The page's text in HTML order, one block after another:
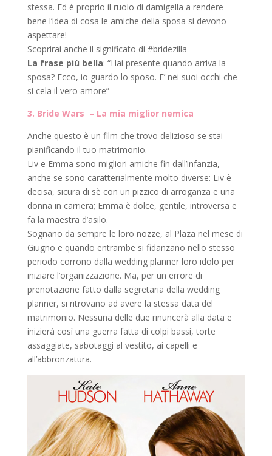
stessa. Ed è proprio il ruolo di damigella a rendere
bene l’idea di cosa le amiche della sposa si devono
aspettare!
Scoprirai anche il significato di #bridezilla
La frase più bella: “Hai presente quando arriva la
sposa? Ecco, io guardo lo sposo. E’ nei suoi occhi che
si cela il vero amore”
3. Bride Wars – La mia miglior nemica
Anche questo è un film che trovo delizioso se stai
pianificando il tuo matrimonio.
Liv e Emma sono migliori amiche fin dall’infanzia,
anche se sono caratterialmente molto diverse: Liv è
decisa, sicura di sè con un pizzico di arroganza e una
donna in carriera; Emma è dolce, gentile, introversa e
fa la maestra d’asilo.
Sognano da sempre le loro nozze, al Plaza nel mese di
Giugno e quando entrambe si fidanzano nello stesso
periodo corrono dalla wedding planner loro idolo per
iniziare l’organizzazione. Ma, per un errore di
prenotazione fatto dalla segretaria della wedding
planner, si ritrovano ad avere la stessa data del
matrimonio. Nessuna delle due rinuncerà alla data e
inizierà così una guerra fatta di colpi bassi, torte
assaggiate, sabotaggi al vestito, ai capelli e
all’abbronzatura.